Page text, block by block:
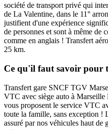
société de transport privé qui
de La Valentine, dans le 11°
justifient d'une expérience
de personnes et sont à même de
comme en anglais ! Transfert
25 km.
Ce qu'il faut savoir pour
Transfert gare SNCF TGV
VTC avec siège auto à
vous proposent le service VTC
toute la famille, sans exception !
assuré par nos véhicules haut de